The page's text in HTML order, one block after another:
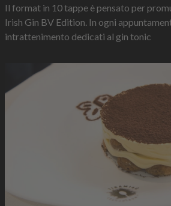
Il format in 10 tappe è pensato per
Irish Gin BV Edition. In ogni
intrattenimento dedicati al gin tonic